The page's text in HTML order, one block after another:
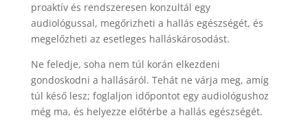
proaktív és rendszeresen konzultál egy
audiológussal, megőrizheti a hallás egészségét, és
megelőzheti az esetleges halláskárosodást.
Ne feledje, soha nem túl korán elkezdeni
gondoskodni a hallásáról. Tehát ne várja meg, amíg
túl késő lesz; foglaljon időpontot egy audiológushoz
még ma, és helyezze előtérbe a hallás egészségét.